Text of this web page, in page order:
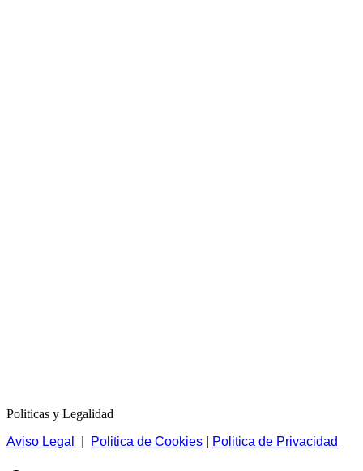
Politicas y Legalidad
Aviso Legal
Politica de Cookies Politica de Privacidad